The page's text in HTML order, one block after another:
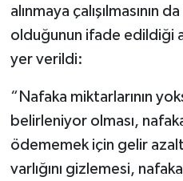
alınmaya çalışılmasının
olduğunun ifade edildiği
yer verildi:
“Nafaka miktarlarının
belirleniyor olması,
ödememek için gelir
varlığını gizlemesi,